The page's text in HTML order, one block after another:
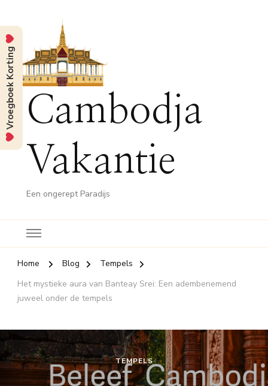
Cambodja
Vakantie
Een ongerept Paradijs
Home Blog
Tempels
Het mystieke aura van Banteay Srei: Een adembenemend
juweel onder de tempels
TEMPELS
Vroegboek Korting